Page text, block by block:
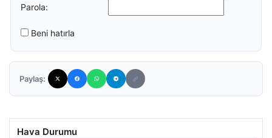
Parola:
Beni hatırla
Paylaş:
Hava Durumu